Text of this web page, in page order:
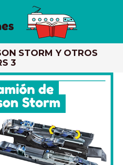
RECOMENDADOS
STORM Y OTROS
3